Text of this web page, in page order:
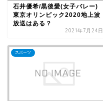
石井優希/黒後愛(女子バレー)
東京オリンピック2020地上波
放送はある？
2021年7月24日
スポーツ